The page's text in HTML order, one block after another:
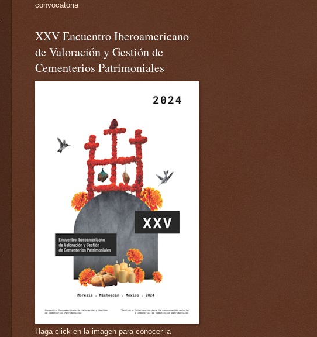
convocatoria
XXV Encuentro Iberoamericano
de Valoración y Gestión de
Cementerios Patrimoniales
Haga click en la imagen para conocer la